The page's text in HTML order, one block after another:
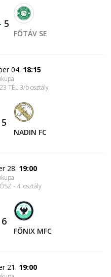
5
FŐTÁV SE
04. 18:15
TÉL 3/b osztály
5
NADIN FC
28. 19:00
- 4. osztály
6
FŐNIX MFC
21. 19:00